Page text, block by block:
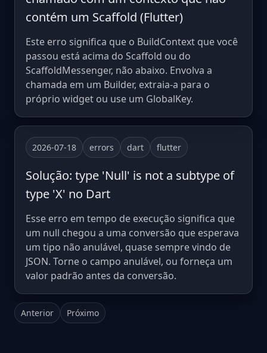
contém um Scaffold (Flutter)
Este erro significa que o BuildContext que você
passou está acima do Scaffold ou do
ScaffoldMessenger, não abaixo. Envolva a
chamada em um Builder, extraia-a para o
próprio widget ou use um GlobalKey.
2026-07-18 errors dart flutter
Solução: type 'Null' is not a subtype of
type 'X' no Dart
Esse erro em tempo de execução significa que
um null chegou a uma conversão que esperava
um tipo não anulável, quase sempre vindo de
JSON. Torne o campo anulável, ou forneça um
valor padrão antes da conversão.
Anterior Próximo